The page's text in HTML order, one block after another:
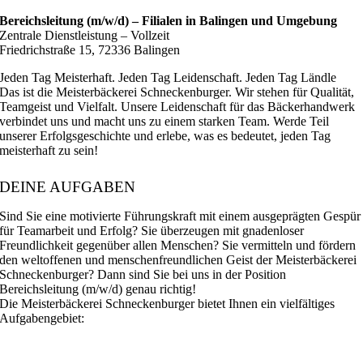
Bereichsleitung (m/w/d) – Filialen in Balingen und Umgebung
Zentrale Dienstleistung –Vollzeit
Friedrichstraße 15, 72336 Balingen
Jeden Tag Meisterhaft. Jeden Tag Leidenschaft. Jeden Tag Ländle
Das ist die Meisterbäckerei Schneckenburger. Wir stehen für Qualität,
Teamgeist und Vielfalt. Unsere Leidenschaft für das Bäckerhandwerk
verbindet uns und macht uns zu einem starken Team. Werde Teil
unserer Erfolgsgeschichte und erlebe, was es bedeutet, jeden Tag
meisterhaft zu sein!
DEINE AUFGABEN
Sind Sie eine motivierte Führungskraft mit einem ausgeprägten Gespür
für Teamarbeit und Erfolg? Sie überzeugen mit gnadenloser
Freundlichkeit gegenüber allen Menschen? Sie vermitteln und fördern
den weltoffenen und menschenfreundlichen Geist der Meisterbäckerei
Schneckenburger? Dann sind Sie bei uns in der Position
Bereichsleitung (m/w/d) genau richtig!
Die Meisterbäckerei Schneckenburger bietet Ihnen ein vielfältiges
Aufgabengebiet: